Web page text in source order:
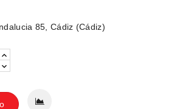
85, Cádiz (Cádiz)